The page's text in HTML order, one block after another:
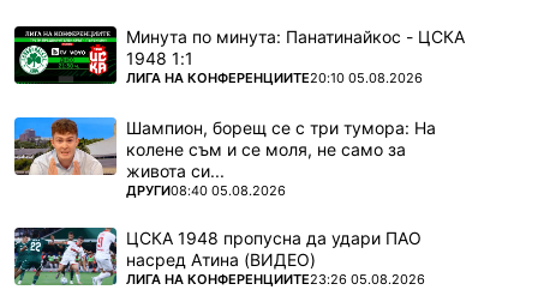
Минута по минута: Панатинайкос - ЦСКА
1948 1:1
ПОВЕЧЕ ОТ
ЛИГА НА КОНФЕРЕНЦИИТЕ20:10 05.08.2026
Шампион, борещ се с три тумора: На
колене съм и се моля, не само за
живота си...
ПОВЕЧЕ ОТ
ДРУГИ08:40 05.08.2026
ЦСКА 1948 пропусна да удари ПАО
насред Атина (ВИДЕО)
ПОВЕЧЕ ОТ
ЛИГА НА КОНФЕРЕНЦИИТЕ23:26 05.08.2026